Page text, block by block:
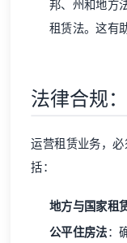
邦、州和地方
租赁法。这有
法律合规
运营租赁业务，
括：
地方与国家租
公平住房法：